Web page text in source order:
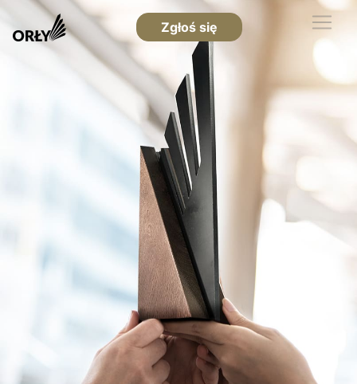
Zgłoś się